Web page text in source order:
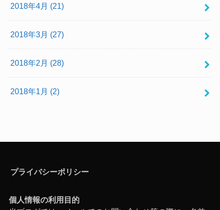
2018年4月 (21)
2018年3月 (27)
2018年2月 (28)
2018年1月 (2)
プライバシーポリシー
個人情報の利用目的